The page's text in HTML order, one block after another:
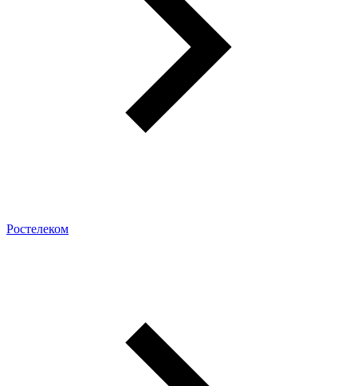
Ростелеком